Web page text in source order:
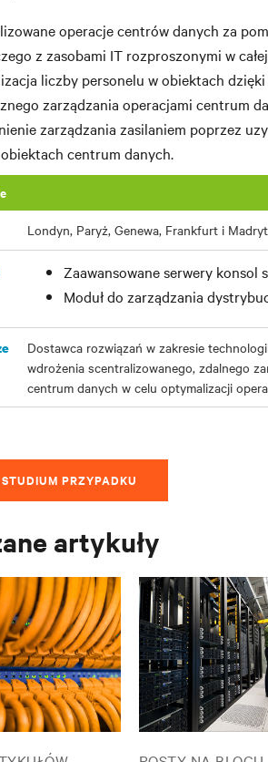
operacje centrów danych za
z zasobami IT rozproszonymi w
liczby personelu w obiektach
zarządzania operacjami centrum
zarządzania zasilaniem poprzez
centrum danych.
Londyn, Paryż, Genewa, Frankfurt i Madryt
Zaawansowane serwery konsol
Moduł do zarządzania
Dostawca rozwiązań w zakresie
wdrożenia scentralizowanego, zdalnego
centrum danych w celu optymalizacji
PRZYPADKU
artykuły